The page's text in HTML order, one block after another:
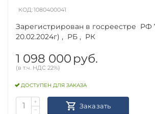
КОД:1080400041
Зарегистрирован в госреестре РФ
20.02.2024г) , РБ , РК
1 098 000 руб.
(в т.ч. НДС 22%)
ДОСТУПЕН ДЛЯ ЗАКАЗА
+
−
Заказать